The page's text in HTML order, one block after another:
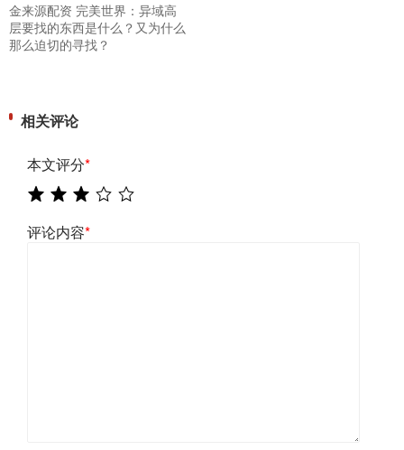
金来源配资 完美世界：异域高
层要找的东西是什么？又为什么
那么迫切的寻找？
相关评论
本文评分*
评论内容*